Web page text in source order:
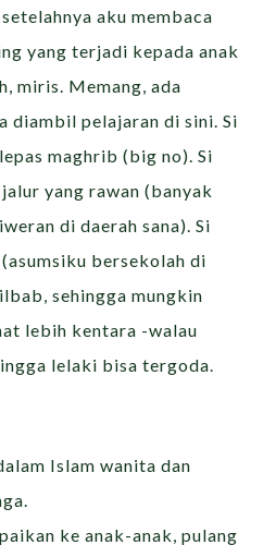
aku membaca
yang terjadi kepada anak
miris. Memang, ada
diambil pelajaran di sini. Si
maghrib (big no). Si
yang rawan (banyak
di daerah sana). Si
bersekolah di
sehingga mungkin
lebih kentara -walau
lelaki bisa tergoda.
Islam wanita dan
ke anak-anak, pulang